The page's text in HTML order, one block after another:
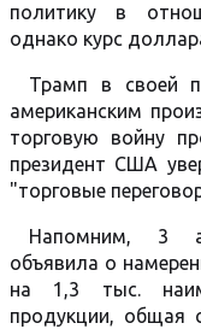
политику в
однако курс
Трамп в своей
американским
торговую войну
президент США
"торговые
Напомним, 3
объявила о
на 1,3 тыс.
продукции, общая